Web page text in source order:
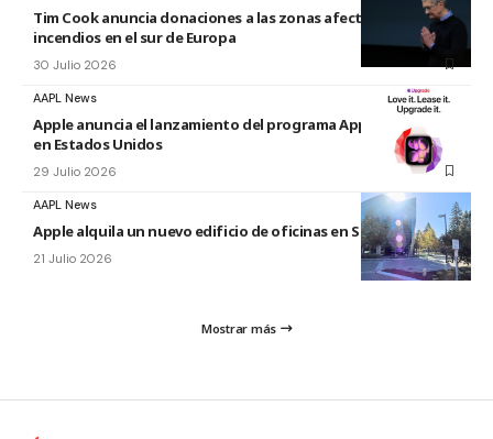
Tim Cook anuncia donaciones a las zonas afectadas por los
incendios en el sur de Europa
30 Julio 2026
AAPL News
Apple anuncia el lanzamiento del programa Apple Upgrade
en Estados Unidos
29 Julio 2026
AAPL News
Apple alquila un nuevo edificio de oficinas en Sunnyvale
21 Julio 2026
Mostrar más